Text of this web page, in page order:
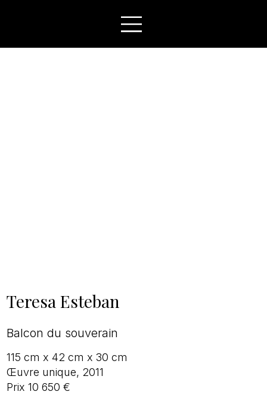
Teresa Esteban
Balcon du souverain
115 cm x 42 cm x 30 cm
Œuvre unique, 2011
Prix 10 650 €